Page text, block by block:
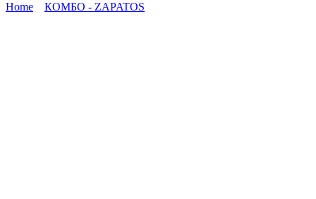
Home
КОМБО - ZAPATOS